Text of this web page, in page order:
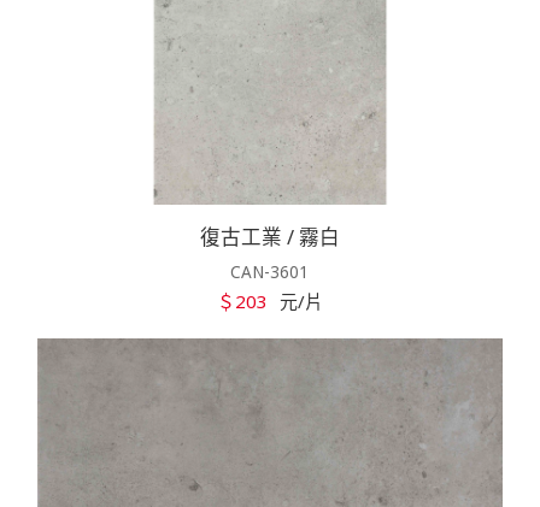
復古工業 / 霧白
CAN-3601
＄203 元/片